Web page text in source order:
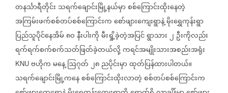
တနင်္သာရီတိုင်း သရက်ချောင်းမြို့နယ်မှာစစ်ကြောင်းထိုးနေတဲ့
အကြမ်းဖက်စစ်တပ်စစ်ကြောင်းကစော်ဖျားကျေးရွာနဲ့မိုးရွှေကုန်းရွာ
ပြည်သူပိုင်နေအိမ်၈ဝနီးပါးကိုမီးရှို့ခဲ့တဲ့အပြင်ရွာသား၂ ဦးကိုလည်း
ရက်ရက်စက်စက်သတ်ဖြတ်ခဲ့တယ်လို့ကရင်အမျိုးသားအစည်းအရုံး
KNU ဗဟိုကမနေ့ဩဂုတ်၂၈ညပိုင်းမှာထုတ်ပြန်ထားပါတယ်။
သရက်ချောင်းမြို့ကနေစစ်ကြောင်းထိုးလာတဲ့စစ်တပ်စစ်ကြောင်းက